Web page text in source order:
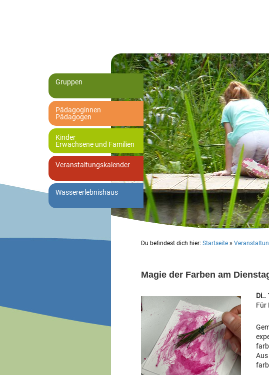
Gruppen
Pädagoginnen
Pädagogen
Kinder
Erwachsene und Familien
Veranstaltungskalender
Wassererlebnishaus
Du befindest dich hier: Startseite »
Magie der Farben am
Di..
Für